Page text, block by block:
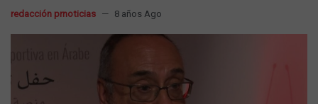
redacción prnoticias 8 años Ago